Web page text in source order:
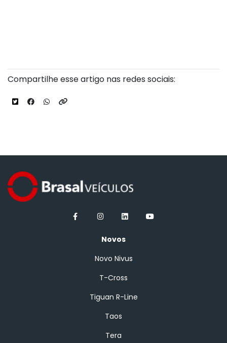
Compartilhe esse artigo nas redes sociais:
Novos
Novo Nivus
T-Cross
Tiguan R-Line
Taos
Tera